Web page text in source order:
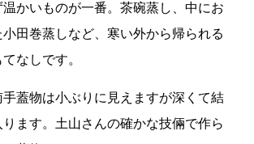
かいものが一番。茶碗蒸し、中にお
小田巻蒸しなど、寒い外から帰られる
なしです。
蓋物は小ぶりに見えますが深くて結
ます。土山さんの確かな技倆で作ら